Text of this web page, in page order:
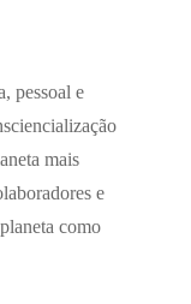
pessoal e
mais
e
como